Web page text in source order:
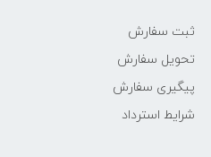
ثبت سفارش
تحویل سفارش
پیگیری سفارش
شرایط استرداد